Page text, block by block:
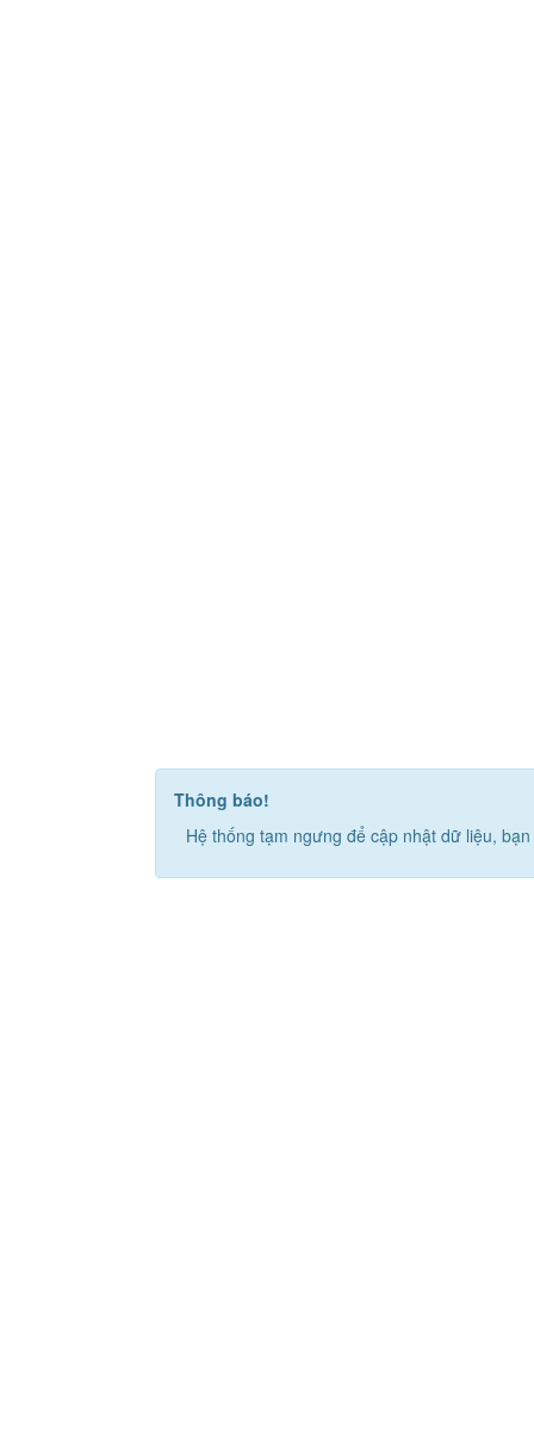
Thông báo!
Hệ thống tạm ngưng để cập nhật dữ liệu,